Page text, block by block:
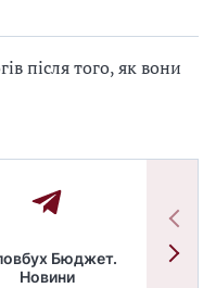
після того, як вони
Бюджет.
Новини